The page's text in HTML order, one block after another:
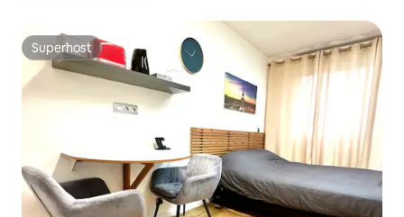
Superhost
Superhost